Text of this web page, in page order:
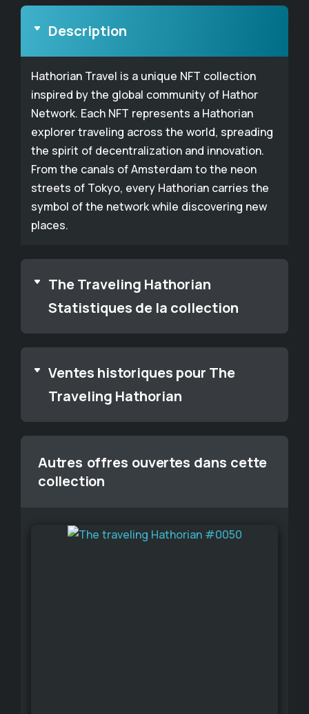
Description
Hathorian Travel is a unique NFT collection
inspired by the global community of Hathor
Network. Each NFT represents a Hathorian
explorer traveling across the world, spreading
the spirit of decentralization and innovation.
From the canals of Amsterdam to the neon
streets of Tokyo, every Hathorian carries the
symbol of the network while discovering new
places.
The Traveling Hathorian
Statistiques de la collection
Ventes historiques pour The
Traveling Hathorian
Autres offres ouvertes dans cette
collection